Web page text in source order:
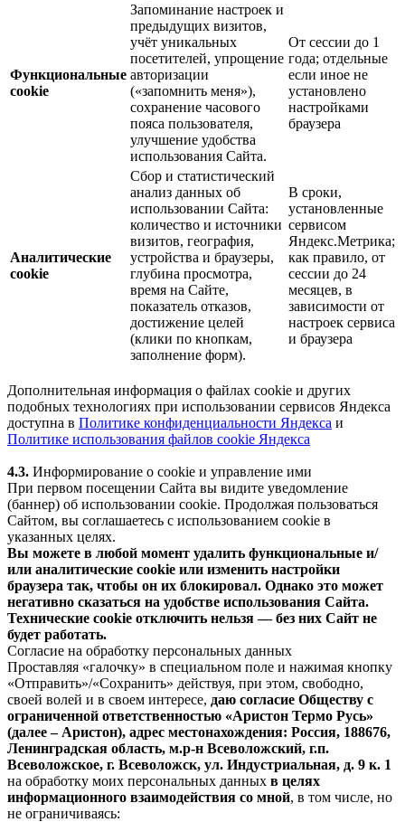
Функциональные
cookie
Запоминание настроек и
предыдущих визитов,
учёт уникальных
посетителей, упрощение
авторизации
(«запомнить меня»),
сохранение часового
пояса пользователя,
улучшение удобства
использования Сайта.
От сессии до 1
года; отдельные
если иное не
установлено
настройками
браузера
Аналитические
cookie
Сбор и статистический
анализ данных об
использовании Сайта:
количество и источники
визитов, география,
устройства и браузеры,
глубина просмотра,
время на Сайте,
показатель отказов,
достижение целей
(клики по кнопкам,
заполнение форм).
В сроки,
установленные
сервисом
Яндекс.Метрика;
как правило, от
сессии до 24
месяцев, в
зависимости от
настроек сервиса
и браузера
Дополнительная информация о файлах cookie и других
подобных технологиях при использовании сервисов Яндекса
доступна в Политике конфиденциальности Яндекса и
Политике использования файлов cookie Яндекса
4.3. Информирование о cookie и управление ими
При первом посещении Сайта вы видите уведомление
(баннер) об использовании cookie. Продолжая пользоваться
Сайтом, вы соглашаетесь с использованием cookie в
указанных целях.
Вы можете в любой момент удалить функциональные и/
или аналитические cookie или изменить настройки
браузера так, чтобы он их блокировал. Однако это может
негативно сказаться на удобстве использования Сайта.
Технические cookie отключить нельзя — без них Сайт не
будет работать.
Согласие на обработку персональных данных
Проставляя «галочку» в специальном поле и нажимая кнопку
«Отправить»/«Сохранить» действуя, при этом, свободно,
своей волей и в своем интересе, даю согласие Обществу с
ограниченной ответственностью «Аристон Термо Русь»
(далее – Аристон), адрес местонахождения: Россия, 188676,
Ленинградская область, м.р-н Всеволожский, г.п.
Всеволожское, г. Всеволожск, ул. Индустриальная, д. 9 к. 1
на обработку моих персональных данных в целях
информационного взаимодействия со мной, в том числе, но
не ограничиваясь: